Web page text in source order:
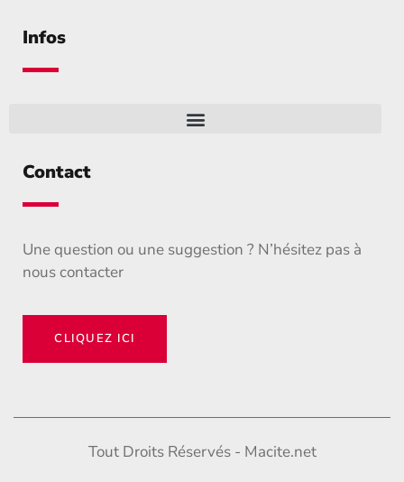
Infos
Contact
Une question ou une suggestion ? N’hésitez pas à
nous contacter
CLIQUEZ ICI
Tout Droits Réservés - Macite.net